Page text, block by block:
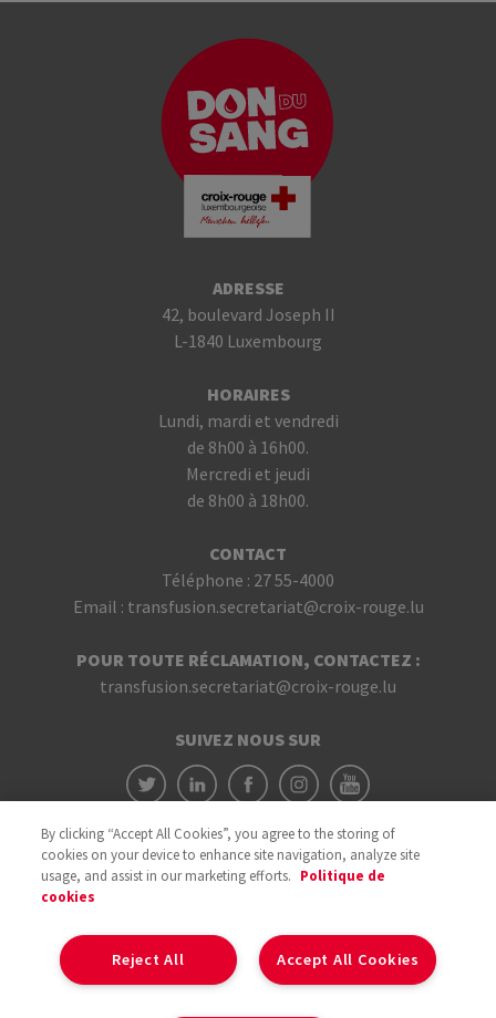
ADRESSE
42, boulevard Joseph II
L-1840 Luxembourg
HORAIRES
Lundi, mardi et vendredi
de 8h00 à 16h00.
Mercredi et jeudi
de 8h00 à 18h00.
CONTACT
Téléphone : 27 55-4000
Email : transfusion.secretariat@croix-rouge.lu
POUR TOUTE RÉCLAMATION, CONTACTEZ :
transfusion.secretariat@croix-rouge.lu
SUIVEZ NOUS SUR
By clicking “Accept All Cookies”, you agree to the storing of
cookies on your device to enhance site navigation, analyze site
usage, and assist in our marketing efforts. Politique de
cookies
Accept All Cookies
Reject All